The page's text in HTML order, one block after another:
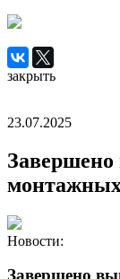
закрыть
23.07.2025
Завершено
Новости: